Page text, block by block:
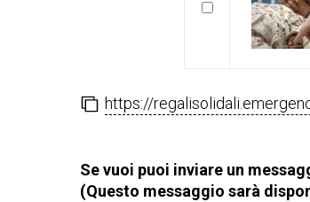
https://
Se vuoi puoi inviare un
(Questo messaggio sarà